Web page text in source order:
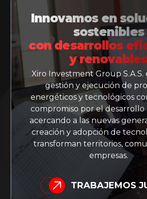
Innovamos en
sostenibles
con desarrollos
y
Xiro Investment Group S.A.S.
gestión y ejecución de
energéticos y tecnológicos
compromiso por el desarrollo
acercando a las nuevas
creación y adopción de
transforman territorios,
empresas.
TRABAJEMOS